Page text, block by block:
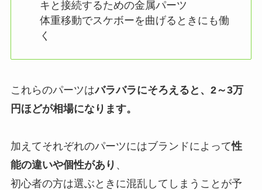
キと接続するための金属パーツ
体重移動でスケボーを曲げるときにも働
く
これらのパーツはバラバラにそろえると、2～3万
円 ほどが相場になります。
加えてそれぞれのパーツにはブランドによって性
能の違いや個性があり 、
初心者の方は選ぶときに混乱してしまうことが予